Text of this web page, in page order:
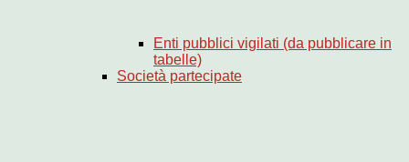
Enti pubblici vigilati (da pubblicare in
tabelle)
Società partecipate